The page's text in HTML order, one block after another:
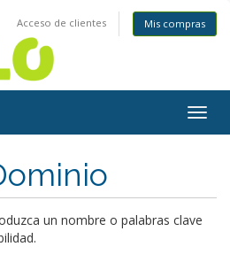
Acceso de clientes Mis compras
un nombre o palabras clave